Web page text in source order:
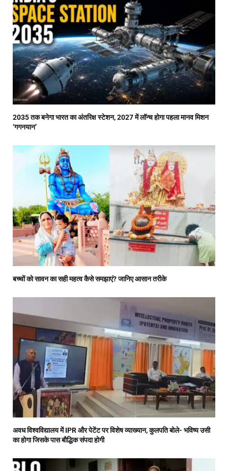
2035 तक बनेगा भारत का अंतरिक्ष स्टेशन, 2027 में लॉन्च होगा पहला मानव मिशन
‘गगनयान’
बच्चों को सावन का सही महत्व कैसे समझाएं? जानिए आसान तरीके
अवध विश्वविद्यालय में IPR और पेटेंट पर विशेष व्याख्यान, कुलपति बोले- भविष्य उसी
का होगा जिसके पास बौद्धिक संपदा होगी